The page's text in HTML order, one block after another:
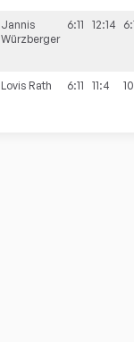
Jannis
Würzberger
6:11 12:14
Lovis Rath 6:11 11:4